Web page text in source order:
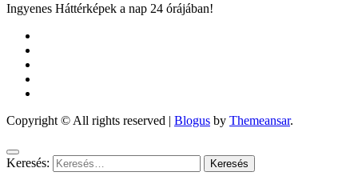
Ingyenes Háttérképek a nap 24 órájában!
Copyright © All rights reserved | Blogus by Themeansar.
Keresés: